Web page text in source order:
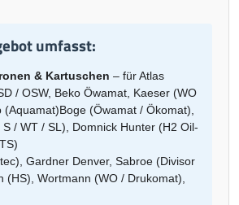
umfasst:
& Kartuschen – für Atlas
/ OSW, Beko Öwamat, Kaeser (WO
(Öwamat / Ökomat),
/ WT / SL), Domnick Hunter (H2 Oil-
Gardner Denver, Sabroe (Divisor
(HS), Wortmann (WO / Drukomat),